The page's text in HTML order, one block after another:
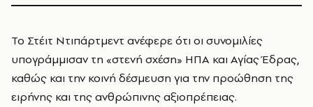
Το Στέιτ Ντιπάρτμεντ ανέφερε ότι οι συνομιλίες
υπογράμμισαν τη «στενή σχέση» ΗΠΑ και Αγίας Έδρας,
καθώς και την κοινή δέσμευση για την προώθηση της
ειρήνης και της ανθρώπινης αξιοπρέπειας.